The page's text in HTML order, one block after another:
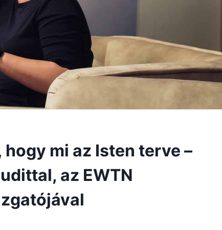
mi az Isten terve –
az EWTN